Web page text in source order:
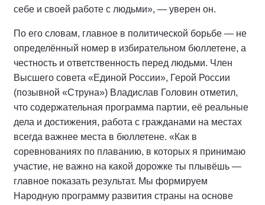
себе и своей работе с людьми», — уверен он.
По его словам, главное в политической борьбе — не
определённый номер в избирательном бюллетене, а
честность и ответственность перед людьми. Член
Высшего совета «Единой России», Герой России
(позывной «Струна») Владислав Головин отметил,
что содержательная программа партии, её реальные
дела и достижения, работа с гражданами на местах
всегда важнее места в бюллетене. «Как в
соревнованиях по плаванию, в которых я принимаю
участие, не важно на какой дорожке ты плывёшь —
главное показать результат. Мы формируем
Народную программу развития страны на основе